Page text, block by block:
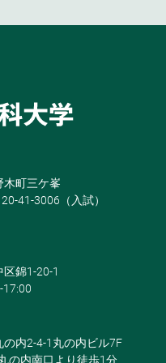
木町三ケ峯
41-3006（入試）
錦1-20-1
17:00
内2-4-1丸の内ビル7F
の内南口より徒歩1分